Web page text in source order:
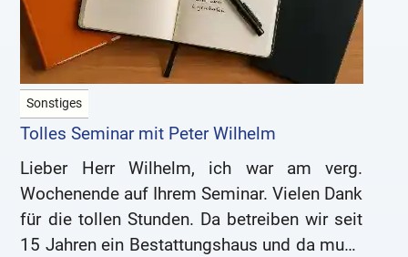
Sonstiges
Tolles Seminar mit Peter Wilhelm
Lieber Herr Wilhelm, ich war am verg.
Wochenende auf Ihrem Seminar. Vielen Dank
für die tollen Stunden. Da betreiben wir seit
15 Jahren ein Bestattungshaus und da muss